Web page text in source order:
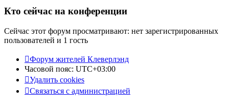
Кто сейчас на конференции
Сейчас этот форум просматривают: нет зарегистрированных
пользователей и 1 гость
Форум жителей Клеверлэнд
Часовой пояс: UTC+03:00
Удалить cookies
Связаться с администрацией